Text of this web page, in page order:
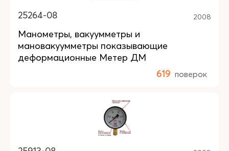
25264-08 2008
Манометры, вакуумметры и
мановакуумметры показывающие
деформационные Метер ДМ
619 поверок